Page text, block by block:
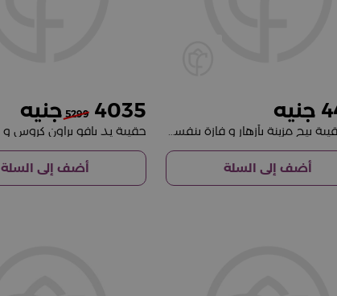
بافو حقيبة بيج مزينة بأزهار و فازة بنفسجي فريدة
أضف إلى السلة
4035
5299
أضف إلى السلة